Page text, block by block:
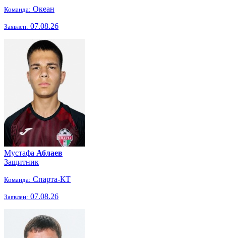
Команда: Океан
Заявлен: 07.08.26
Мустафа Аблаев
Защитник
Команда: Спарта-КТ
Заявлен: 07.08.26